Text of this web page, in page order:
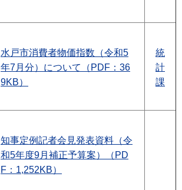
水戸市消費者物価指数（令和5
年7月分）について（PDF：36
9KB）
統
計
課
知事定例記者会見発表資料（令
和5年度9月補正予算案）（PD
F：1,252KB）